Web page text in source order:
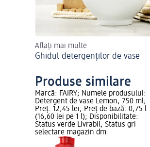
Aflați mai multe
Ghidul detergenților de vase
Produse similare
Marcă: FAIRY; Numele produsului:
Detergent de vase Lemon, 750 ml;
Preț: 12,45 lei; Preț de bază: 0,75 l
(16,60 lei pe 1 l); Disponibilitate:
Status verde Livrabil, Status gri
selectare magazin dm